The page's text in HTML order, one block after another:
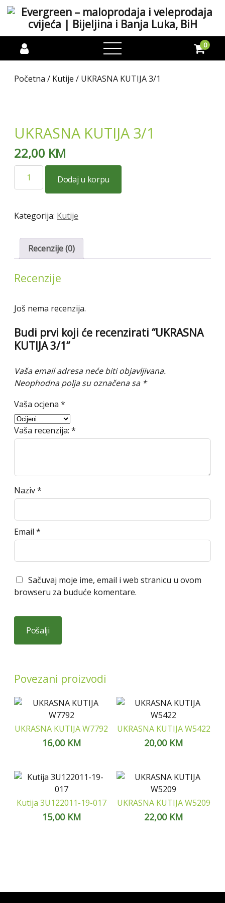
open
menu
0
Početna / Kutije / UKRASNA KUTIJA 3/1
UKRASNA KUTIJA 3/1
22,00 KM
KUTIJA
Dodaj u korpu
Kategorija: Kutije
Recenzije (0)
Recenzije
Još nema recenzija.
Budi prvi koji će recenzirati “UKRASNA
KUTIJA 3/1”
Vaša email adresa neće biti objavljivana.
Neophodna polja su označena sa *
Vaša ocjena *
Vaša recenzija: *
Naziv*
Email *
Sačuvaj moje ime, email i web stranicu u ovom
browseru za buduće komentare.
Povezani proizvodi
UKRASNA KUTIJA W7792
16,00 KM
UKRASNA KUTIJA W5422
20,00 KM
Kutija 3U122011-19-017
15,00 KM
UKRASNA KUTIJA W5209
22,00 KM